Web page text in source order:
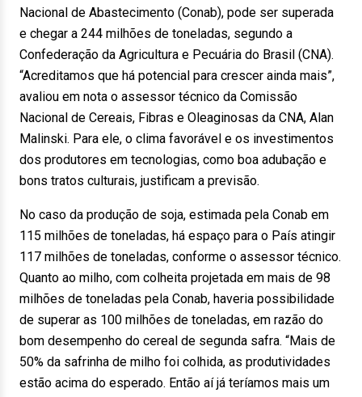
Nacional de Abastecimento (Conab), pode ser superada
e chegar a 244 milhões de toneladas, segundo a
Confederação da Agricultura e Pecuária do Brasil (CNA).
“Acreditamos que há potencial para crescer ainda mais”,
avaliou em nota o assessor técnico da Comissão
Nacional de Cereais, Fibras e Oleaginosas da CNA, Alan
Malinski. Para ele, o clima favorável e os investimentos
dos produtores em tecnologias, como boa adubação e
bons tratos culturais, justificam a previsão.
No caso da produção de soja, estimada pela Conab em
115 milhões de toneladas, há espaço para o País atingir
117 milhões de toneladas, conforme o assessor técnico.
Quanto ao milho, com colheita projetada em mais de 98
milhões de toneladas pela Conab, haveria possibilidade
de superar as 100 milhões de toneladas, em razão do
bom desempenho do cereal de segunda safra. “Mais de
50% da safrinha de milho foi colhida, as produtividades
estão acima do esperado. Então aí já teríamos mais um